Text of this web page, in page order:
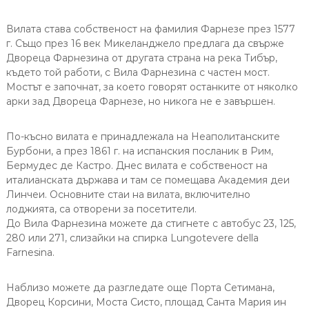
Вилата става собственост на фамилия Фарнезе през 1577
г. Също през 16 век Микеланджело предлага да свърже
Двореца Фарнезина от другата страна на река Тибър,
където той работи, с Вила Фарнезина с частен мост.
Мостът е започнат, за което говорят останките от няколко
арки зад Двореца Фарнезе, но никога не е завършен.
По-късно вилата е принадлежала на Неаполитанските
Бурбони, а през 1861 г. на испанския посланик в Рим,
Бермудес де Кастро. Днес вилата е собственост на
италианската държава и там се помещава Академия деи
Линчеи. Основните стаи на вилата, включително
лоджията, са отворени за посетители.
До Вила Фарнезина можете да стигнете с автобус 23, 125,
280 или 271, слизайки на спирка Lungotevere della
Farnesina.
Наблизо можете да разгледате още Порта Сетимана,
Дворец Корсини, Моста Систо, площад Санта Мария ин